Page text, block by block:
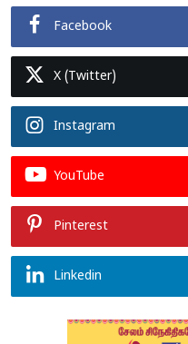
Facebook
X (Twitter)
Instagram
YouTube
Pinterest
Linkedin